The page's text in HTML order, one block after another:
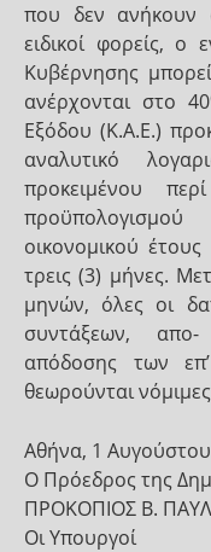
που δεν ανήκουν
ειδικοί φορείς, ο
Κυβέρνησης
ανέρχονται στο
Εξόδου (Κ.Α.Ε.)
αναλυτικό
προκειμένου
οικονομικού
τρεις (3) μήνες.
μηνών, όλες οι
συντάξεων,
απόδοσης των
θεωρούνται
Αθήνα, 1
Ο Πρόεδρος της
ΠΡΟΚΟΠΙΟΣ Β.
Οι Υπουργοί